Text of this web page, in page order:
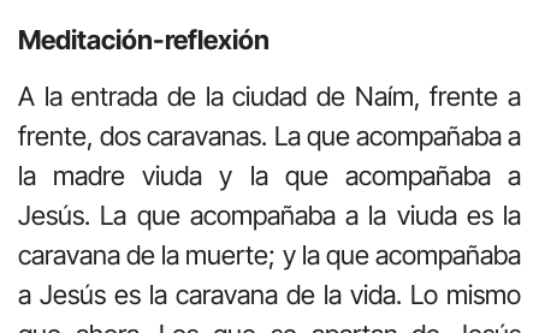
Meditación-reflexión
A la entrada de la ciudad de Naím, frente a
frente, dos caravanas. La que acompañaba a
la madre viuda y la que acompañaba a
Jesús. La que acompañaba a la viuda es la
caravana de la muerte; y la que acompañaba
a Jesús es la caravana de la vida. Lo mismo